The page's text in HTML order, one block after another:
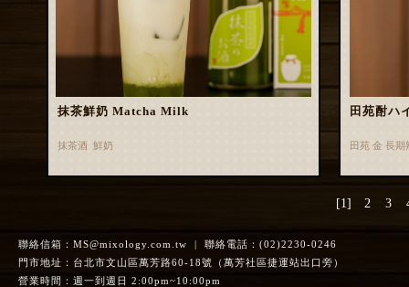
抹茶鮮奶 Matcha Milk
抹茶酒 鮮奶
田苑酎ハ
田苑 金 長
[1] 2 3
聯絡信箱： MS@mixology.com.tw | 聯絡電話：(02)2230-0246
門市地址：台北市文山區萬芳路60-18號（萬芳社區捷運站出口旁）
營業時間：週一到週日 2:00pm~10:00pm